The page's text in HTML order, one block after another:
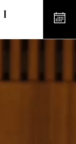
村